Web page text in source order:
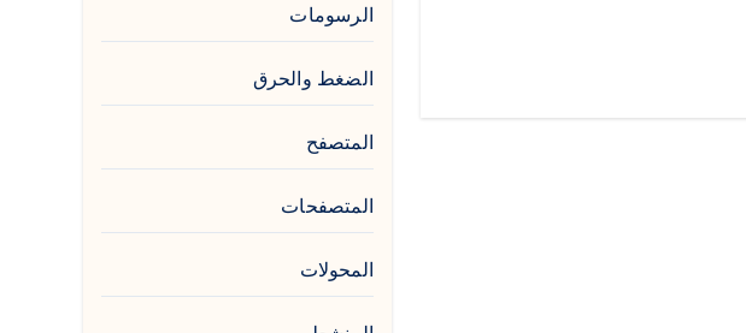
الرسومات
الضغط والحرق
المتصفح
المتصفحات
المحولات